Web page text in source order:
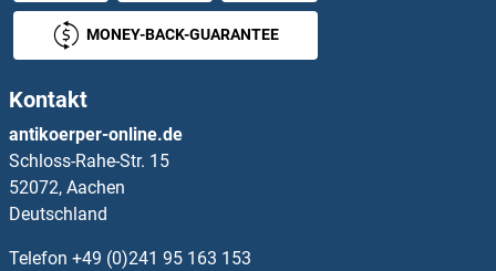
HIST1H2BH Antikörper
HIST1H2BK Antikörper
MONEY-BACK-GUARANTEE
Kontakt
antikoerper-online.de
Schloss-Rahe-Str. 15
52072, Aachen
Deutschland
Telefon +49 (0)241 95 163 153